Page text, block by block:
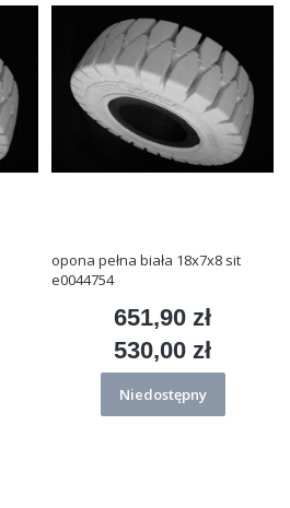
opona pełna biała 18x7x8 sit
e0044754
Cena
651,90 zł
Cena
530,00 zł
Niedostępny